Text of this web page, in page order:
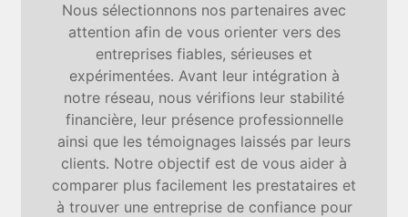
Nous sélectionnons nos partenaires avec
attention afin de vous orienter vers des
entreprises fiables, sérieuses et
expérimentées. Avant leur intégration à
notre réseau, nous vérifions leur stabilité
financière, leur présence professionnelle
ainsi que les témoignages laissés par leurs
clients. Notre objectif est de vous aider à
comparer plus facilement les prestataires et
à trouver une entreprise de confiance pour